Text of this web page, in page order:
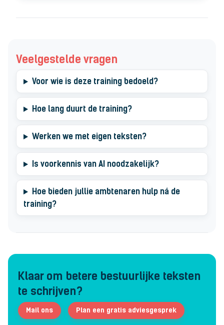
Veelgestelde vragen
Voor wie is deze training bedoeld?
Hoe lang duurt de training?
Werken we met eigen teksten?
Is voorkennis van AI noodzakelijk?
Hoe bieden jullie ambtenaren hulp ná de
training?
Klaar om betere bestuurlijke teksten
te schrijven?
Mail ons Plan een gratis adviesgesprek